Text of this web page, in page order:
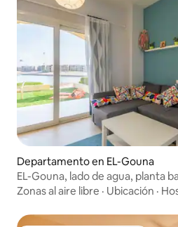
Departamento en EL-Gouna
EL-Gouna, lado de agua, planta
Zonas al aire libre · Ubicación ·